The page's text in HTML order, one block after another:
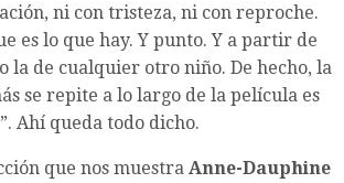
ni con tristeza, ni con reproche.
es lo que hay. Y punto. Y a partir de
la de cualquier otro niño. De hecho, la
se repite a lo largo de la película es
Ahí queda todo dicho.
que nos muestra Anne-Dauphine